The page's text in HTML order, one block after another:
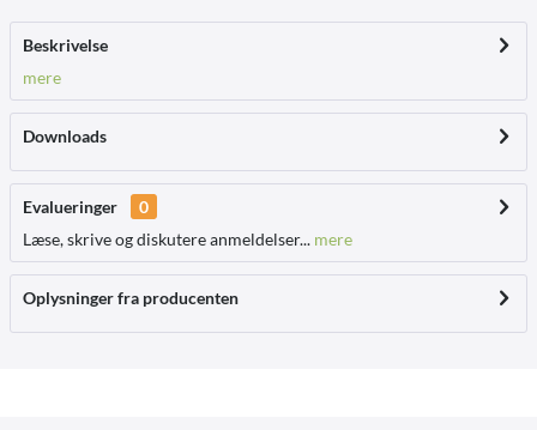
Beskrivelse
mere
Downloads
Evalueringer
0
Læse, skrive og diskutere anmeldelser... mere
Oplysninger fra producenten